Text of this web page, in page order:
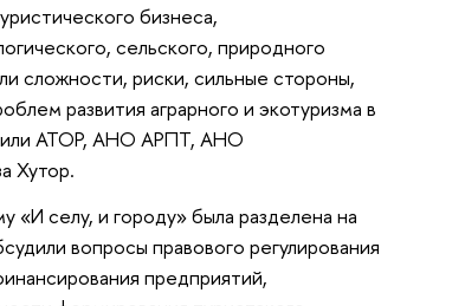
бизнеса,
сельского, природного
сложности, риски, сильные стороны,
развития аграрного и экотуризма в
АТОР, АНО АРПТ, АНО
Хутор.
«И селу, и городу» была разделена на
вопросы правового регулирования
предприятий,